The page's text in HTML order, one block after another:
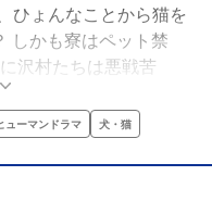
ひょんなことから猫を
しかも寮はペット禁
沢村たちは悪戦苦
。だって猫のかわいさ
日常を描く、『ダイヤ
。
ューマンドラマ 犬・猫